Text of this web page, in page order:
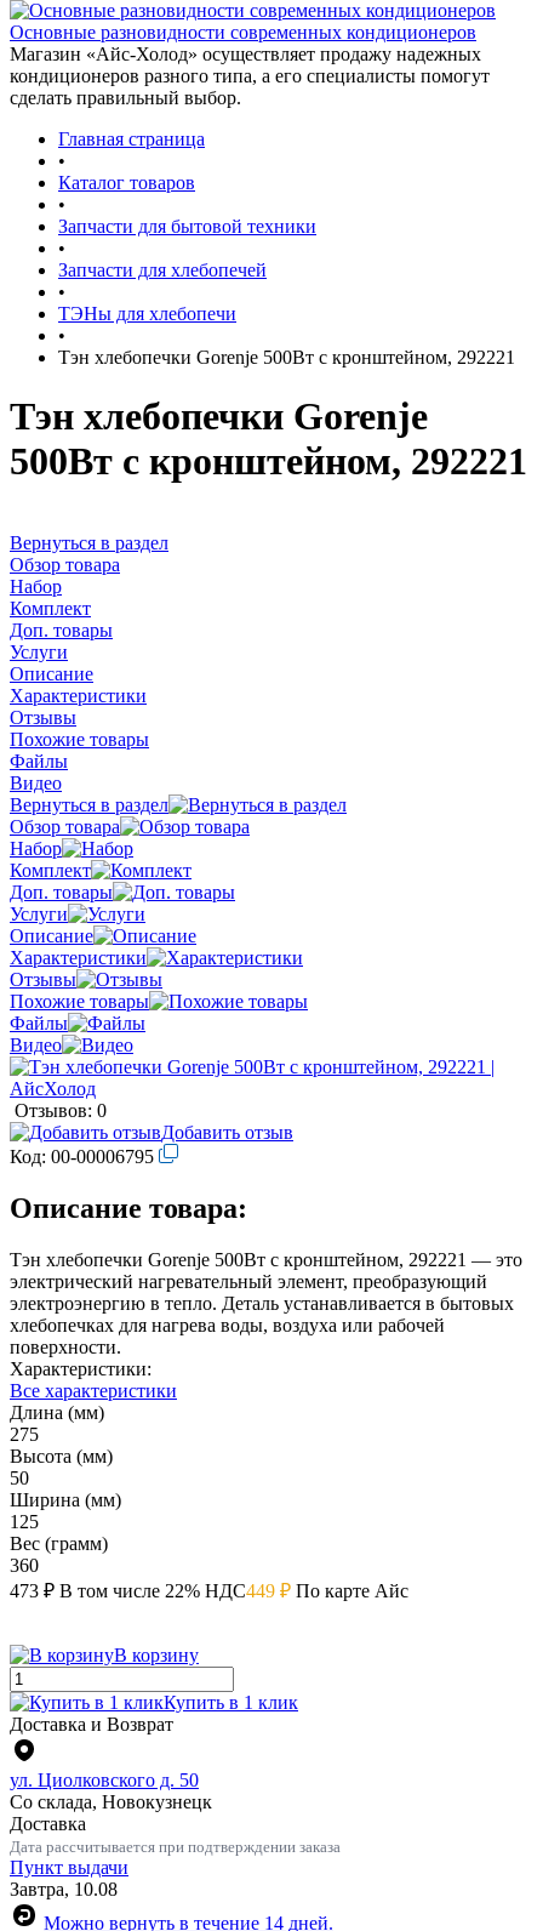
Основные разновидности современных кондиционеров
Магазин «Айс-Холод» осуществляет продажу надежных
кондиционеров разного типа, а его специалисты помогут
сделать правильный выбор.
Главная страница
•
Каталог товаров
•
Запчасти для бытовой техники
•
Запчасти для хлебопечей
•
ТЭНы для хлебопечи
•
Тэн хлебопечки Gorenje 500Вт с кронштейном, 292221
Тэн хлебопечки Gorenje
500Вт с кронштейном, 292221
Вернуться в раздел
Обзор товара
Набор
Комплект
Доп. товары
Услуги
Описание
Характеристики
Отзывы
Похожие товары
Файлы
Видео
Вернуться в раздел
Обзор товара
Набор
Комплект
Доп. товары
Услуги
Описание
Характеристики
Отзывы
Похожие товары
Файлы
Видео
Отзывов: 0
Добавить отзыв
Код: 00-00006795
Описание товара:
Тэн хлебопечки Gorenje 500Вт с кронштейном, 292221 — это
электрический нагревательный элемент, преобразующий
электроэнергию в тепло. Деталь устанавливается в бытовых
хлебопечках для нагрева воды, воздуха или рабочей
поверхности.
Характеристики:
Все характеристики
Длина (мм)
275
Высота (мм)
50
Ширина (мм)
125
Вес (грамм)
360
473 ₽ В том числе 22% НДС449 ₽ По карте Айс
В корзину
Купить в 1 клик
Доставка и Возврат
ул. Циолковского д. 50
Со склада, Новокузнецк
Доставка
Дата рассчитывается при подтверждении заказа
Пункт выдачи
Завтра, 10.08
Можно вернуть в течение 14 дней.